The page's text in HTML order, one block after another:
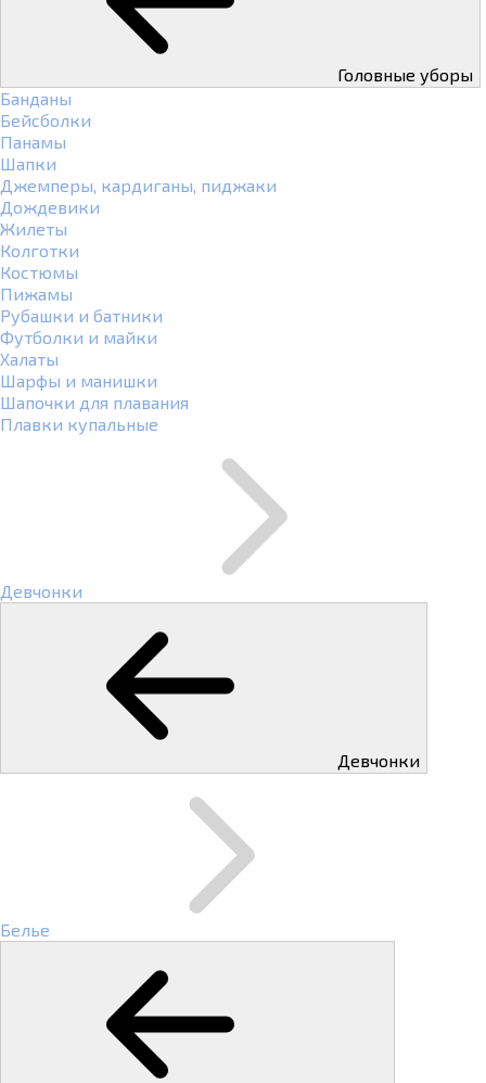
Головные уборы
Банданы
Бейсболки
Панамы
Шапки
Джемперы, кардиганы, пиджаки
Дождевики
Жилеты
Колготки
Костюмы
Пижамы
Рубашки и батники
Футболки и майки
Халаты
Шарфы и манишки
Шапочки для плавания
Плавки купальные
Девчонки
Девчонки
Белье